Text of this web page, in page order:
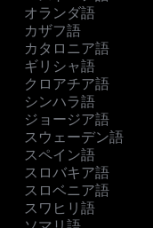
オランダ語
カザフ語
カタロニア語
ギリシャ語
クロアチア語
シンハラ語
ジョージア語
スウェーデン語
スペイン語
スロバキア語
スロベニア語
スワヒリ語